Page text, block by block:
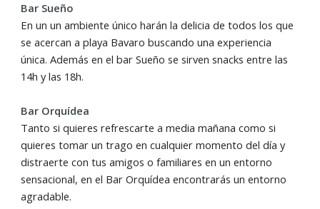
Bar Sueño
En un un ambiente único harán la delicia de todos los que
se acercan a playa Bavaro buscando una experiencia
única. Además en el bar Sueño se sirven snacks entre las
14h y las 18h.
Bar Orquídea
Tanto si quieres refrescarte a media mañana como si
quieres tomar un trago en cualquier momento del día y
distraerte con tus amigos o familiares en un entorno
sensacional, en el Bar Orquídea encontrarás un entorno
agradable.